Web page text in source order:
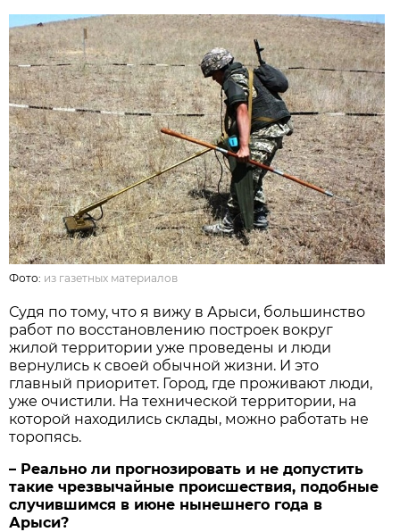
Фото: из газетных материалов
Судя по тому, что я вижу в Арыси, большинство
работ по восстановлению построек вокруг
жилой территории уже проведены и люди
вернулись к своей обычной жизни. И это
главный приоритет. Город, где проживают люди,
уже очистили. На технической территории, на
которой находились склады, можно работать не
торопясь.
– Реально ли прогнозировать и не допустить
такие чрезвычайные происшествия, подобные
случившимся в июне нынешнего года в
Арыси?